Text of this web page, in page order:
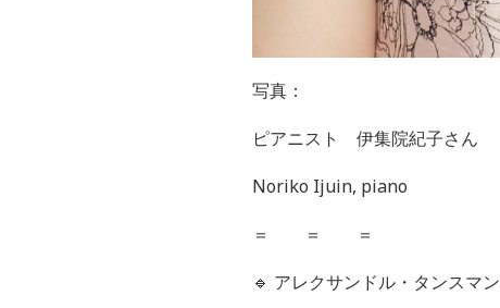
写真：
ピアニスト 伊集院紀子さん
Noriko Ijuin, piano
＝ ＝ ＝
🔹 アレクサンドル・タンスマン